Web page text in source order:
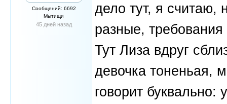
Сообщений: 6692
Мытищи
45 дней назад
дело тут, я считаю,
разные,
Тут Лиза вдруг
девочка тоненьая,
говорит